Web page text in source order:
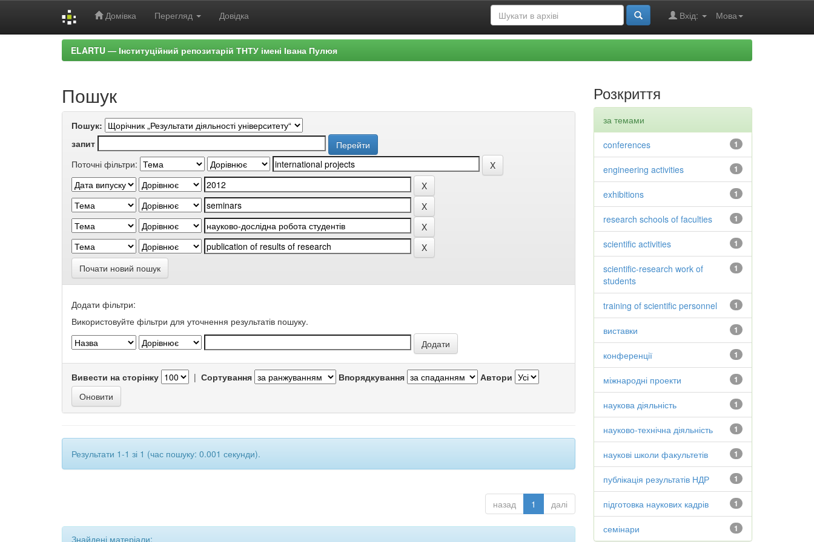
Домівка Перегляд Довідка Мова
Вхід:
ELARTU — Інституційний репозитарій ТНТУ імені Івана Пулюя
Пошук
Пошук:
запит
Поточні фільтри:
Почати новий пошук
Додати фільтри:
Використовуйте фільтри для уточнення результатів пошуку.
Вивести на сторінку | Сортування Впорядкування Автори
Результати 1-1 зі 1 (час пошуку: 0.001 секунди).
назад 1 далі
Знайдені матеріали:
Розкриття
за темами
1
conferences
1
engineering activities
1
exhibitions
1
research schools of faculties
1
scientific activities
1
scientific-research work of
students
1
training of scientific personnel
1
виставки
1
конференції
1
міжнародні проекти
1
наукова діяльність
1
науково-технічна діяльність
1
наукові школи факультетів
1
публікація результатів НДР
1
підготовка наукових кадрів
1
семінари